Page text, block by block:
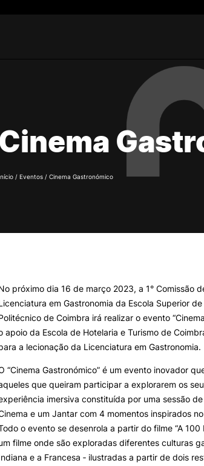
Formação Especializada
Licenciaturas
Microcredenciações
E
Intervenção
ALUNOS
Bolsas
Calendários
Recursos
Regulamentos e Despachos
Estatutos Especiais
Provedor do Estudante
Formative Offer General
Cinema
/ Eventos / Cinema Gastronómico
próximo dia 16 de março 2023, a 1° Comissão
em Gastronomia da Escola Superior
de Coimbra irá realizar o evento
apoio da Escola de Hotelaria e Turismo de
a lecionação da Licenciatura em Gastronomia.
“Cinema Gastronómico” é um evento inovador
que queiram participar a explorarem os
imersiva constituída por uma sessão de
e um Jantar com 4 momentos inspirados
o evento se desenrola a partir do filme “A 100
filme onde são exploradas diferentes culturas
e a Francesa ‐ ilustradas a partir de dois